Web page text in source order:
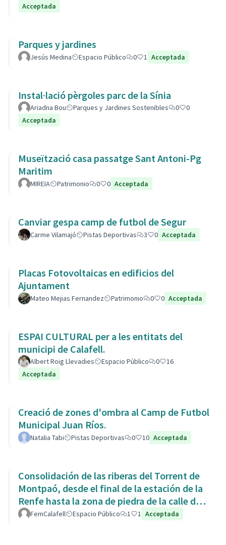
Acceptada
Parques y jardines
Jesús Medina Espacio Público 0 1 Acceptada
Instal·lació pèrgoles parc de la Sínia
Ariadna Bou Parques y Jardines Sostenibles 0
0
Acceptada
Museïtzació casa passatge Sant Antoni-Pg
Maritim
MIREIA Patrimonio 0 0 Acceptada
Canviar gespa camp de futbol de Segur
Carme Vilamajó Pistas Deportivas 3 0 Acceptada
Placas Fotovoltaicas en edificios del
Ajuntament
Mateo Mejias Fernandez Patrimonio 0 0 Acceptada
ESPAI CULTURAL per a les entitats del
municipi de Calafell.
Albert Roig Llevadies Espacio Público 0
16
Acceptada
Creació de zones d'ombra al Camp de Futbol
Municipal Juan Ríos.
Natalia Tabi Pistas Deportivas 0 10 Acceptada
Consolidación de las riberas del Torrent de
Montpaó, desde el final de la estación de la
Renfe hasta la zona de piedra de la calle de
L’Estany.
FemCalafell Espacio Público 1 1 Acceptada